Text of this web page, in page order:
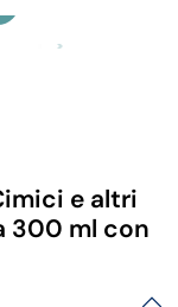
e altri
300 ml con